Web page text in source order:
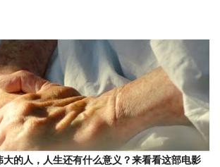
大的人，人生还有什么意义？来看看这部电影